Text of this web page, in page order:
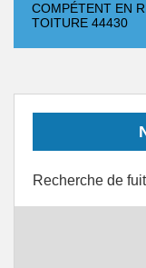
COMPÉTENT EN
TOITURE 44430
Recherche de